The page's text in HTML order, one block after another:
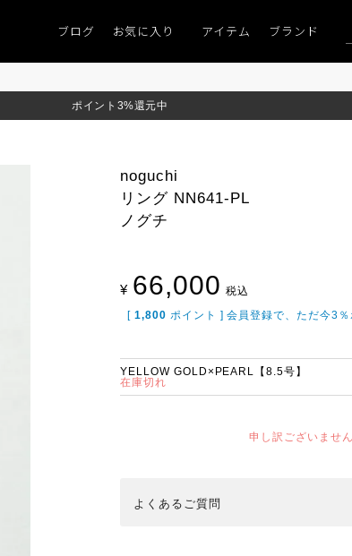
「キレイなニット」 ポイント9％「マンスリーポイントキャンペーン」
ブログ お気に入り アイテム ブランド
ポイント3%還元中
noguchi
リング NN641-PL
ノグチ
¥ 66,000 税込
[ 1,800 ポイント ] 会員登録で、ただ今3
YELLOW GOLD×PEARL【8.5号】
在庫切れ
申し訳ございませ
よくある ご質問